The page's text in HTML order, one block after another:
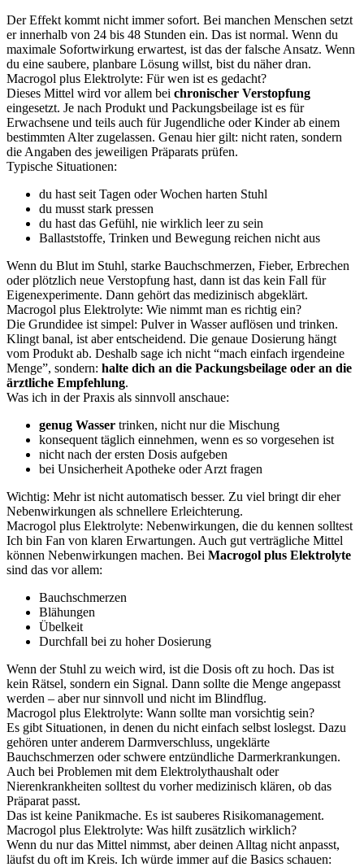
Der Effekt kommt nicht immer sofort. Bei manchen Menschen setzt
er innerhalb von 24 bis 48 Stunden ein. Das ist normal. Wenn du
maximale Sofortwirkung erwartest, ist das der falsche Ansatz. Wenn
du eine saubere, planbare Lösung willst, bist du näher dran.
Macrogol plus Elektrolyte: Für wen ist es gedacht?
Dieses Mittel wird vor allem bei chronischer Verstopfung
eingesetzt. Je nach Produkt und Packungsbeilage ist es für
Erwachsene und teils auch für Jugendliche oder Kinder ab einem
bestimmten Alter zugelassen. Genau hier gilt: nicht raten, sondern
die Angaben des jeweiligen Präparats prüfen.
Typische Situationen:
du hast seit Tagen oder Wochen harten Stuhl
du musst stark pressen
du hast das Gefühl, nie wirklich leer zu sein
Ballaststoffe, Trinken und Bewegung reichen nicht aus
Wenn du Blut im Stuhl, starke Bauchschmerzen, Fieber, Erbrechen
oder plötzlich neue Verstopfung hast, dann ist das kein Fall für
Eigenexperimente. Dann gehört das medizinisch abgeklärt.
Macrogol plus Elektrolyte: Wie nimmt man es richtig ein?
Die Grundidee ist simpel: Pulver in Wasser auflösen und trinken.
Klingt banal, ist aber entscheidend. Die genaue Dosierung hängt
vom Produkt ab. Deshalb sage ich nicht “mach einfach irgendeine
Menge”, sondern: halte dich an die Packungsbeilage oder an die
ärztliche Empfehlung.
Was ich in der Praxis als sinnvoll anschaue:
genug Wasser trinken, nicht nur die Mischung
konsequent täglich einnehmen, wenn es so vorgesehen ist
nicht nach der ersten Dosis aufgeben
bei Unsicherheit Apotheke oder Arzt fragen
Wichtig: Mehr ist nicht automatisch besser. Zu viel bringt dir eher
Nebenwirkungen als schnellere Erleichterung.
Macrogol plus Elektrolyte: Nebenwirkungen, die du kennen solltest
Ich bin Fan von klaren Erwartungen. Auch gut verträgliche Mittel
können Nebenwirkungen machen. Bei Macrogol plus Elektrolyte
sind das vor allem:
Bauchschmerzen
Blähungen
Übelkeit
Durchfall bei zu hoher Dosierung
Wenn der Stuhl zu weich wird, ist die Dosis oft zu hoch. Das ist
kein Rätsel, sondern ein Signal. Dann sollte die Menge angepasst
werden – aber nur sinnvoll und nicht im Blindflug.
Macrogol plus Elektrolyte: Wann sollte man vorsichtig sein?
Es gibt Situationen, in denen du nicht einfach selbst loslegst. Dazu
gehören unter anderem Darmverschluss, ungeklärte
Bauchschmerzen oder schwere entzündliche Darmerkrankungen.
Auch bei Problemen mit dem Elektrolythaushalt oder
Nierenkrankheiten solltest du vorher medizinisch klären, ob das
Präparat passt.
Das ist keine Panikmache. Es ist sauberes Risikomanagement.
Macrogol plus Elektrolyte: Was hilft zusätzlich wirklich?
Wenn du nur das Mittel nimmst, aber deinen Alltag nicht anpasst,
läufst du oft im Kreis. Ich würde immer auf die Basics schauen: